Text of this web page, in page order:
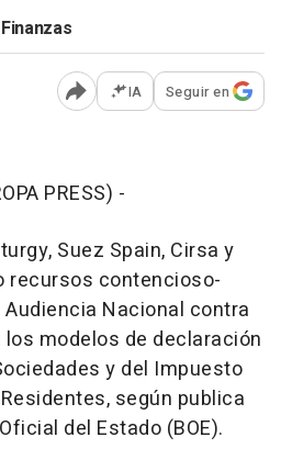
Abrir opciones para
IA Seguir en
PRESS) -
Suez Spain, Cirsa y
recursos contencioso-
Nacional contra
modelos de declaración
y del Impuesto
según publica
del Estado (BOE).